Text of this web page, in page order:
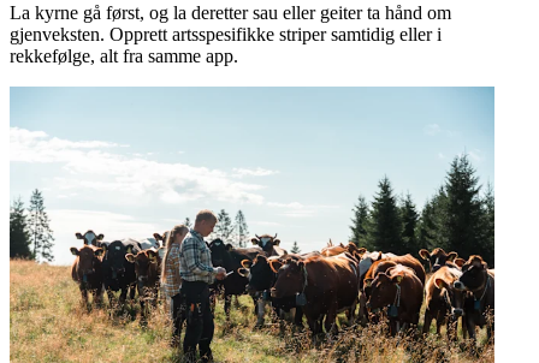
La kyrne gå først, og la deretter sau eller geiter ta hånd om
gjenveksten. Opprett artsspesifikke striper samtidig eller i
rekkefølge, alt fra samme app.